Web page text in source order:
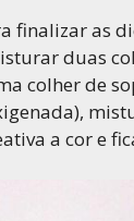
finalizar as
duas
colher de
a cor e